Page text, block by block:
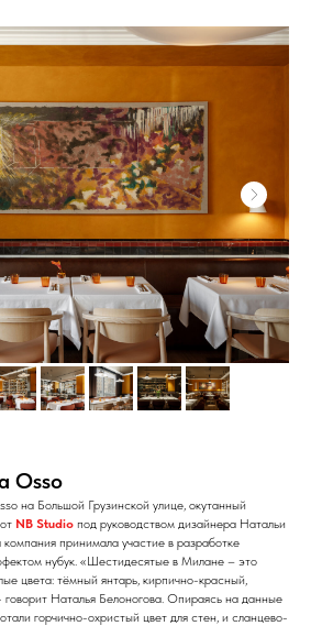
Osso
на Большой Грузинской улице, окутанный
NB Studio под руководством дизайнера Натальи
принимала участие в разработке
нубук. «Шестидесятые в Милане – это
цвета: тёмный янтарь, кирпично-красный,
Наталья Белоногова. Опираясь на данные
горчично-охристый цвет для стен, и сланцево-